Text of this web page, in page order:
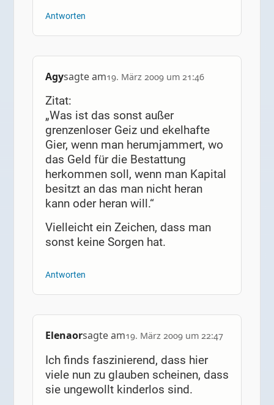
Antworten
Agysagte am19. März 2009 um 21:46
Zitat:
„Was ist das sonst außer
grenzenloser Geiz und ekelhafte
Gier, wenn man herumjammert, wo
das Geld für die Bestattung
herkommen soll, wenn man Kapital
besitzt an das man nicht heran
kann oder heran will.“
Vielleicht ein Zeichen, dass man
sonst keine Sorgen hat.
Antworten
Elenaorsagte am19. März 2009 um 22:47
Ich finds faszinierend, dass hier
viele nun zu glauben scheinen, dass
sie ungewollt kinderlos sind.